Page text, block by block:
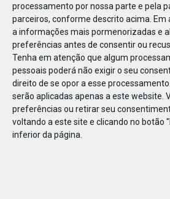
processamento por nossa parte e pela
parceiros, conforme descrito acima. Em
a informações mais pormenorizadas e
preferências antes de consentir ou
Tenha em atenção que algum
pessoais poderá não exigir o seu
direito de se opor a esse
serão aplicadas apenas a este website.
preferências ou retirar seu
voltando a este site e clicando no botão
inferior da página.